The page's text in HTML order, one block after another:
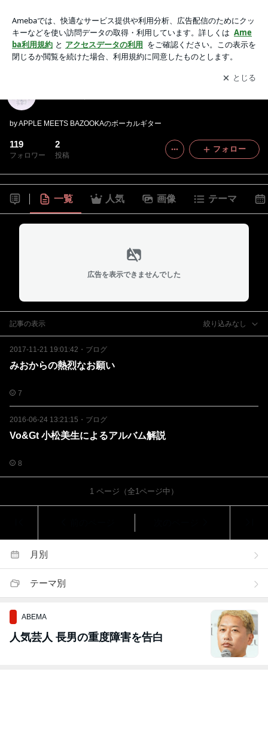
アプリをダウンロードして ブログの更新通知
を受け取りまし
ょう。
開く
by APPLE MEETS BAZOOKAのボーカルギター
119
フォロワー
2
投稿
フォロー
一覧 人気 画像 テーマ
広告を表示できませんでした
記事の表示 絞り込みなし
2017-11-21 19:01:42 ・ ブログ
みおからの熱烈なお願い
7
2016-06-24 13:21:15 ・ ブログ
Vo&Gt 小松美生によるアルバム解説
8
1 ページ（全1ページ中）
月別
テーマ別
ABEMA
人気芸人 長男の重度障害を告白